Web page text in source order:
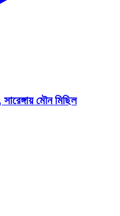
মৌন মিছিল